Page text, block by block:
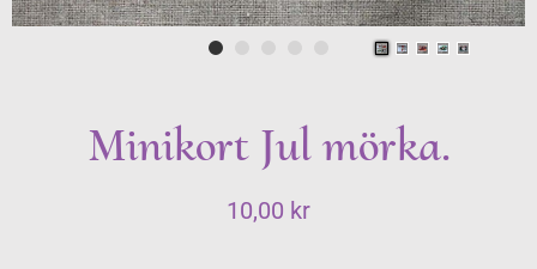
Minikort Jul mörka.
10,00 kr